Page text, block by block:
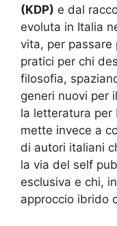
(KDP) e dal
evoluta in Italia
vita, per passare
pratici per chi
filosofia,
generi nuovi per
la letteratura per
mette invece a
di autori italiani
la via del self
esclusiva e chi,
approccio ibrido